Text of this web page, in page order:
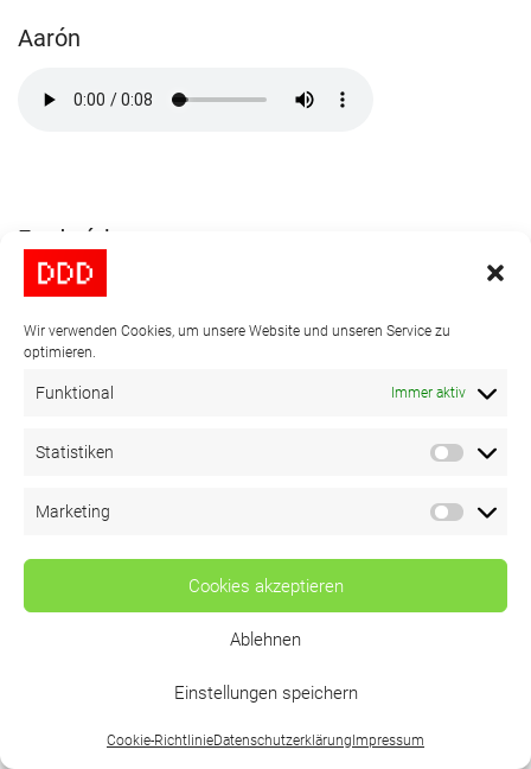
Wir verwenden Cookies, um unsere Website und unseren Service zu
optimieren.
Funktional Immer aktiv
Statistiken
Marketing
Cookies akzeptieren
Ablehnen
Einstellungen speichern
Cookie-RichtlinieDatenschutzerklärung Impressum
Aarón
Frederíck
Leonor
Technische Details
DDD zeichnet für das Tracking, die Präparation für die